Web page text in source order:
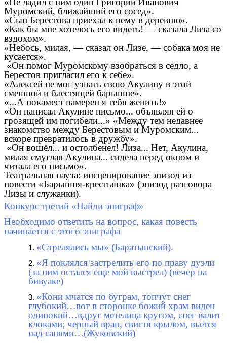
Муромский, ближайший его сосед».
«Сын Берестова приехал к нему в деревню».
«Как бы мне хотелось его видеть! — сказала Лиза со
вздохом».
«Небось, милая, — сказал он Лизе, — собака моя не
кусается».
«Он помог Муромскому взобраться в седло, а
Берестов пригласил его к себе».
«Алексей не мог узнать свою Акулину в этой
смешной и блестящей барышне».
«...А покамест намерен я тебя женить!»
«Он написал Акулине письмо... объявляя ей о
грозящей им погибели...» «Между тем недавнее
знакомство между Берестовым и Муромским...
вскоре превратилось в дружбу».
«Он вошёл... и остолбенел! Лиза... Нет, Акулина,
милая смуглая Акулина... сидела перед окном и
читала его письмо».
Театральная пауза: инсценирование эпизод из
повести «Барышня-крестьянка» (эпизод разговора
Лизы и служанки).
Конкурс третий «Найди эпиграф»
Необходимо ответить на вопрос, какая повесть
начинается с этого эпиграфа
«Стрелялись мы» (Баратынский).
«Я поклялся застрелить его по праву дуэли
(за ним остался еще мой выстрел) (вечер на
бивуаке)
«Кони мчатся по буграм, топчут снег
глубокий…вот в сторонке божий храм виден
одинокий…вдруг метелица кругом, снег валит
клоками; черный вран, свистя крылом, вьется
над санями…(Жуковский)